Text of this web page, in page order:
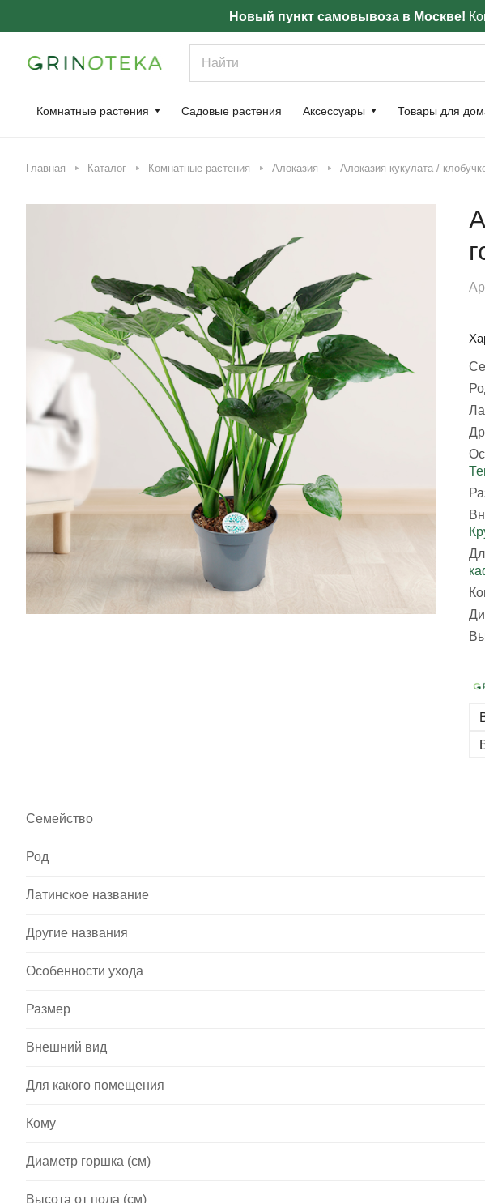
Новый пункт самовывоза в Москве!
Комнатные растения Садовые растения Аксессуары Товары для
Главная Каталог Комнатные растения Алоказия Алоказия кукулата /
Семейство
Род
Латинское название
Другие названия
Особенности ухода
Размер
Внешний вид
Для какого помещения
Кому
Диаметр горшка (см)
Высота от пола (см)